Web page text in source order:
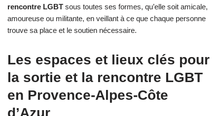
rencontre LGBT sous toutes ses formes, qu’elle soit amicale,
amoureuse ou militante, en veillant à ce que chaque personne
trouve sa place et le soutien nécessaire.
Les espaces et lieux clés pour
la sortie et la rencontre LGBT
en Provence-Alpes-Côte
d’Azur